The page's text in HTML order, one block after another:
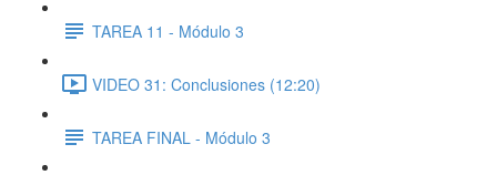
TAREA 11 - Módulo 3
VIDEO 31: Conclusiones (12:20)
TAREA FINAL - Módulo 3